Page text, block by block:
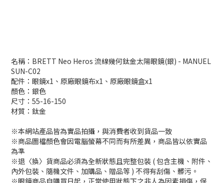
名稱：BRETT Neo Heros 流線幾何鈦金太陽眼鏡(銀) - MANUEL
SUN-C02
配件：眼鏡x1、原廠眼鏡布x1、原廠眼鏡盒x1
顏色：銀色
尺寸：55-16-150
材質：鈦金
※本網站產品皆為實品拍攝，與消費者收到貨品一致
※商品圖檔顏色會因電腦螢幕不同而有所差異，商品皆以依實品
為準
※退〈換〉貨商品必須為全新狀態且完整包裝 ( 包含主機、附件、
內外包裝、隨機文件、加購品、贈品等 ) 不得有刮傷、髒污。
※眼鏡商品自購買日起，正常使用狀態下之非人為因素損傷，保